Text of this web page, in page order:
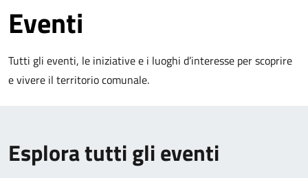
Eventi
Tutti gli eventi, le iniziative e i luoghi d’interesse per scoprire
e vivere il territorio comunale.
Esplora tutti gli eventi